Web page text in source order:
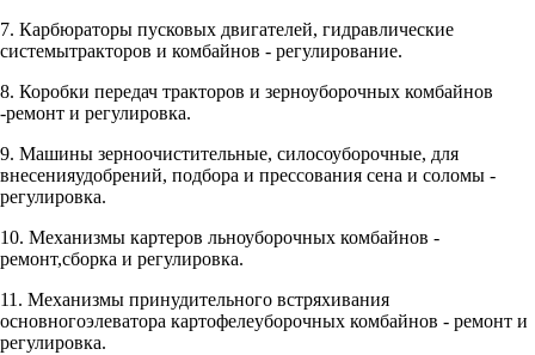
7. Карбюраторы пусковых двигателей, гидравлические
системытракторов и комбайнов - регулирование.
8. Коробки передач тракторов и зерноуборочных комбайнов
-ремонт и регулировка.
9. Машины зерноочистительные, силосоуборочные, для
внесенияудобрений, подбора и прессования сена и соломы -
регулировка.
10. Механизмы картеров льноуборочных комбайнов -
ремонт,сборка и регулировка.
11. Механизмы принудительного встряхивания
основногоэлеватора картофелеуборочных комбайнов - ремонт и
регулировка.